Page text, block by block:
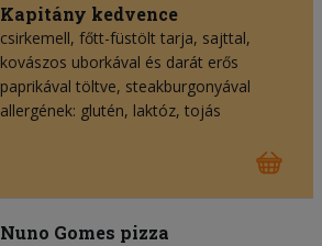
Kapitány kedvence
csirkemell, főtt-füstölt tarja, sajttal,
kovászos uborkával és darát erős
paprikával töltve, steakburgonyával
allergének: glutén, laktóz, tojás
Nuno Gomes pizza